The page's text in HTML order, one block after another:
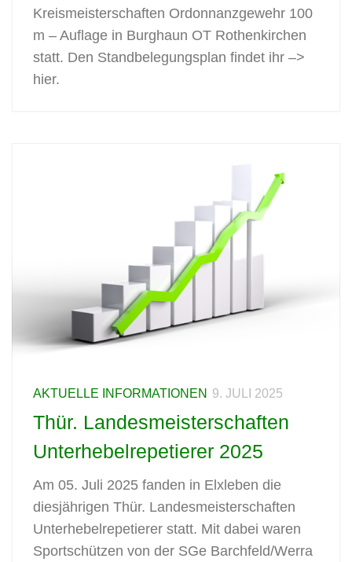
Kreismeisterschaften Ordonnanzgewehr 100
m – Auflage in Burghaun OT Rothenkirchen
statt. Den Standbelegungsplan findet ihr –>
hier.
AKTUELLE INFORMATIONEN 9. JULI 2025
Thür. Landesmeisterschaften
Unterhebelrepetierer 2025
Am 05. Juli 2025 fanden in Elxleben die
diesjährigen Thür. Landesmeisterschaften
Unterhebelrepetierer statt. Mit dabei waren
Sportschützen von der SGe Barchfeld/Werra